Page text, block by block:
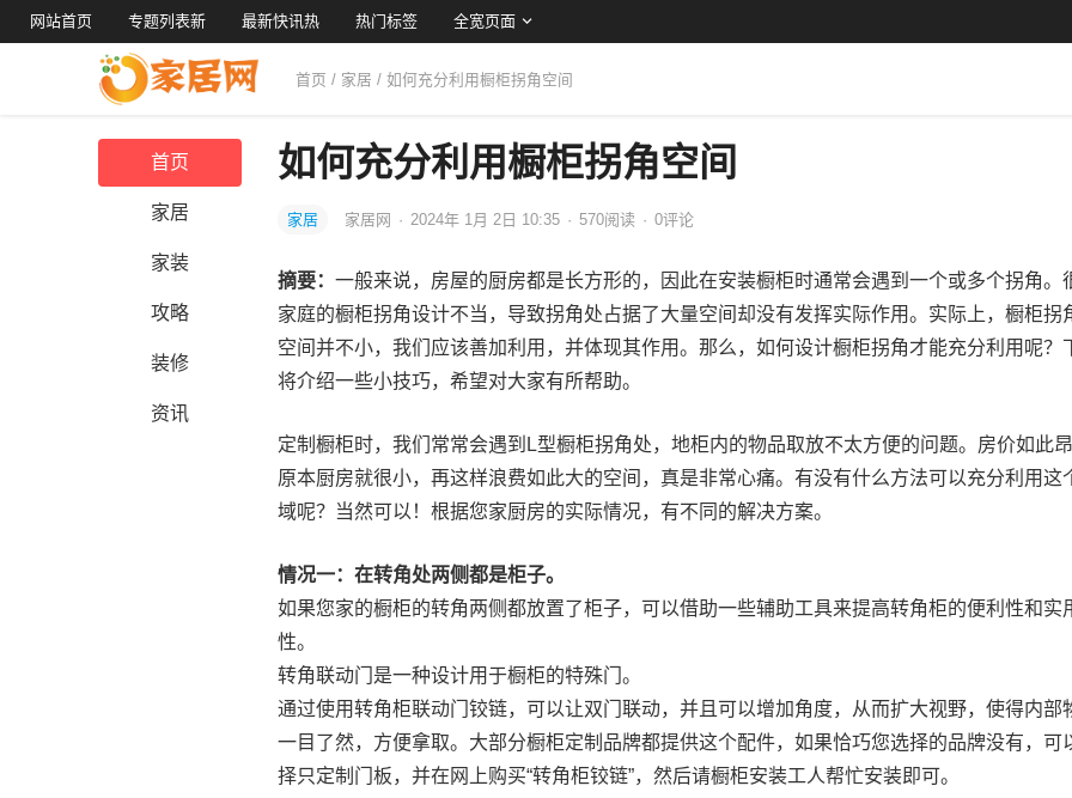
网站首页 专题列表新 最新快讯热 热门标签 全宽页面
首页 / 家居 / 如何充分利用橱柜拐角空间
首页
家居
家装
攻略
装修
资讯
如何充分利用橱柜拐角空间
家居 家居网 · 2024年 1月 2日 10:35 · 570阅读 · 0评论
摘要： 一般来说，房屋的厨房都是长方形的，因此在安装橱柜时通常会遇到一个或多个拐角。
家庭的橱柜拐角设计不当，导致拐角处占据了大量空间却没有发挥实际作用。实际上，橱柜拐
空间并不小，我们应该善加利用，并体现其作用。那么，如何设计橱柜拐角才能充分利用呢？
将介绍一些小技巧，希望对大家有所帮助。
定制橱柜时，我们常常会遇到L型橱柜拐角处，地柜内的物品取放不太方便的问题。房价如此昂
原本厨房就很小，再这样浪费如此大的空间，真是非常心痛。有没有什么方法可以充分利用这
域呢？当然可以！根据您家厨房的实际情况，有不同的解决方案。
情况一：在转角处两侧都是柜子。
如果您家的橱柜的转角两侧都放置了柜子，可以借助一些辅助工具来提高转角柜的便利性和实
性。
转角联动门是一种设计用于橱柜的特殊门。
通过使用转角柜联动门铰链，可以让双门联动，并且可以增加角度，从而扩大视野，使得内部
一目了然，方便拿取。大部分橱柜定制品牌都提供这个配件，如果恰巧您选择的品牌没有，可
择只定制门板，并在网上购买“转角柜铰链”，然后请橱柜安装工人帮忙安装即可。